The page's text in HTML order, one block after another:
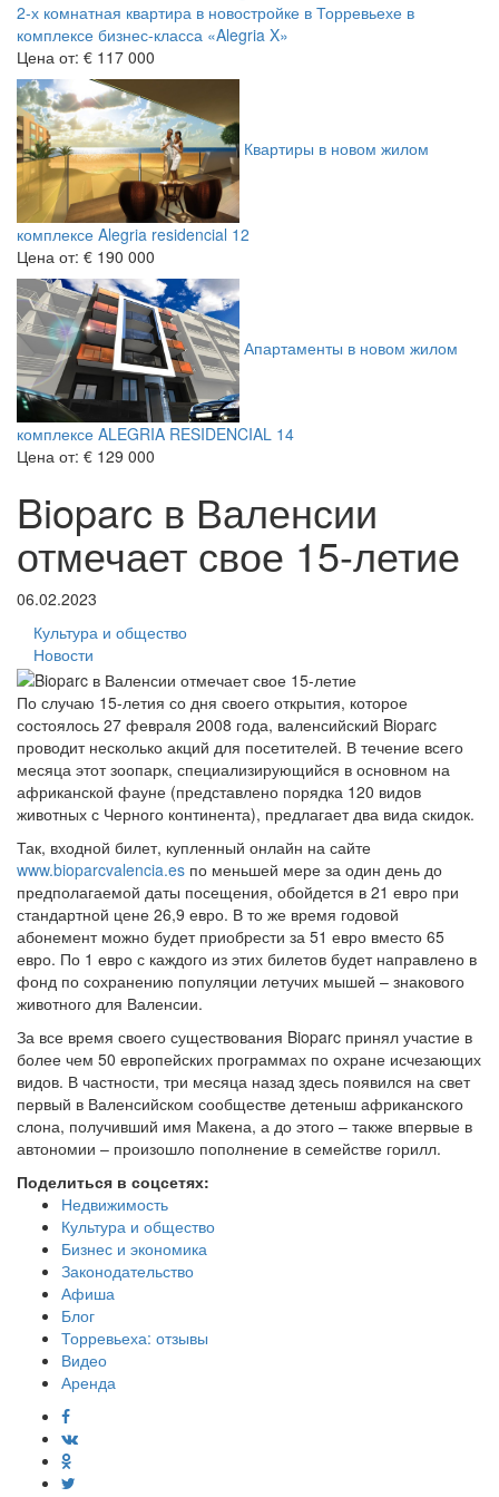
2-х комнатная квартира в новостройке в Торревьехе в
комплексе бизнес-класса «Alegria X»
Цена от: € 117 000
Квартиры в новом жилом
комплексе Alegria residencial 12
Цена от: € 190 000
Апартаменты в новом жилом
комплексе ALEGRIA RESIDENCIAL 14
Цена от: € 129 000
Bioparc в Валенсии
отмечает свое 15-летие
06.02.2023
Культура и общество
Новости
По случаю 15-летия со дня своего открытия, которое
состоялось 27 февраля 2008 года, валенсийский Bioparc
проводит несколько акций для посетителей. В течение всего
месяца этот зоопарк, специализирующийся в основном на
африканской фауне (представлено порядка 120 видов
животных с Черного континента), предлагает два вида скидок.
Так, входной билет, купленный онлайн на сайте
www.bioparcvalencia.es по меньшей мере за один день до
предполагаемой даты посещения, обойдется в 21 евро при
стандартной цене 26,9 евро. В то же время годовой
абонемент можно будет приобрести за 51 евро вместо 65
евро. По 1 евро с каждого из этих билетов будет направлено в
фонд по сохранению популяции летучих мышей – знакового
животного для Валенсии.
За все время своего существования Bioparc принял участие в
более чем 50 европейских программах по охране исчезающих
видов. В частности, три месяца назад здесь появился на свет
первый в Валенсийском сообществе детеныш африканского
слона, получивший имя Макена, а до этого – также впервые в
автономии – произошло пополнение в семействе горилл.
Поделиться в соцсетях:
Недвижимость
Культура и общество
Бизнес и экономика
Законодательство
Афиша
Блог
Торревьеха: отзывы
Видео
Аренда